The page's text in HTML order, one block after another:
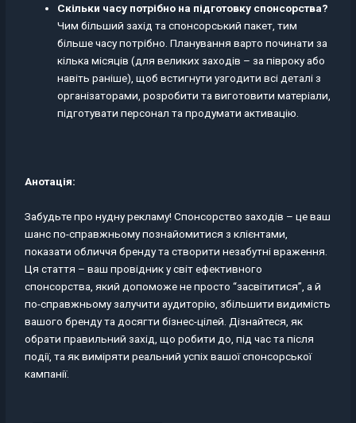
Скільки часу потрібно на підготовку спонсорства?
Чим більший захід та спонсорський пакет, тим
більше часу потрібно. Планування варто починати за
кілька місяців (для великих заходів – за півроку або
навіть раніше), щоб встигнути узгодити всі деталі з
організаторами, розробити та виготовити матеріали,
підготувати персонал та продумати активацію.
Анотація:
Забудьте про нудну рекламу! Спонсорство заходів – це ваш
шанс по-справжньому познайомитися з клієнтами,
показати обличчя бренду та створити незабутні враження.
Ця стаття – ваш провідник у світ ефективного
спонсорства, який допоможе не просто “засвітитися”, а й
по-справжньому залучити аудиторію, збільшити видимість
вашого бренду та досягти бізнес-цілей. Дізнайтеся, як
обрати правильний захід, що робити до, під час та після
події, та як виміряти реальний успіх вашої спонсорської
кампанії.